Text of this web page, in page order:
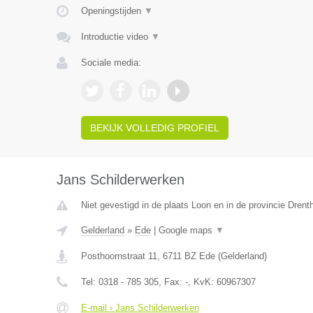
Openingstijden ▼
Introductie video ▼
Sociale media:
BEKIJK VOLLEDIG PROFIEL
Jans Schilderwerken
Niet gevestigd in de plaats Loon en in de provincie
Gelderland » Ede| Google maps ▼
Posthoornstraat 11, 6711 BZ Ede(Gelderland)
Tel: 0318 - 785 305, Fax: -, KvK: 60967307
E-mail › Jans Schilderwerken